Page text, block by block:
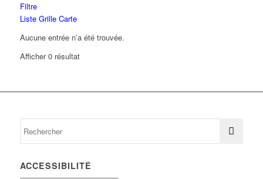
Filtre
Liste Grille Carte
Aucune entrée n’a été trouvée.
Afficher 0 résultat
ACCESSIBILITÉ